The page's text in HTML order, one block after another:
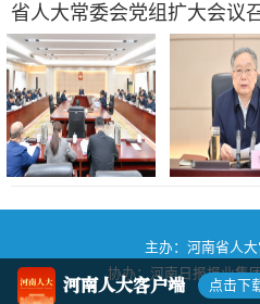
省人大常委会党组扩大会议
主办：河南省人
协办：河南日报报业集
河南人大客户端 点击下